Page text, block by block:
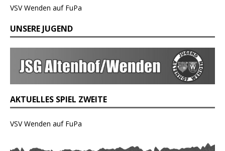
VSV Wenden auf FuPa
UNSERE JUGEND
AKTUELLES SPIEL ZWEITE
VSV Wenden auf FuPa